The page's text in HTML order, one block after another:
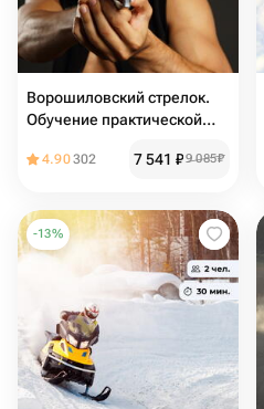
Ворошиловский стрелок.
Обучение практической
4.90302 7 541 ₽9 085₽
-13%